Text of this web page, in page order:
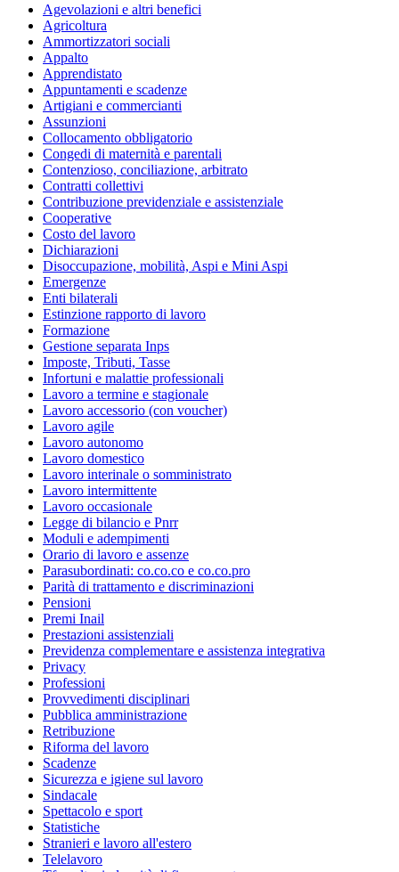
Agevolazioni e altri benefici
Agricoltura
Ammortizzatori sociali
Appalto
Apprendistato
Appuntamenti e scadenze
Artigiani e commercianti
Assunzioni
Collocamento obbligatorio
Congedi di maternità e parentali
Contenzioso, conciliazione, arbitrato
Contratti collettivi
Contribuzione previdenziale e assistenziale
Cooperative
Costo del lavoro
Dichiarazioni
Disoccupazione, mobilità, Aspi e Mini Aspi
Emergenze
Enti bilaterali
Estinzione rapporto di lavoro
Formazione
Gestione separata Inps
Imposte, Tributi, Tasse
Infortuni e malattie professionali
Lavoro a termine e stagionale
Lavoro accessorio (con voucher)
Lavoro agile
Lavoro autonomo
Lavoro domestico
Lavoro interinale o somministrato
Lavoro intermittente
Lavoro occasionale
Legge di bilancio e Pnrr
Moduli e adempimenti
Orario di lavoro e assenze
Parasubordinati: co.co.co e co.co.pro
Parità di trattamento e discriminazioni
Pensioni
Premi Inail
Prestazioni assistenziali
Previdenza complementare e assistenza integrativa
Privacy
Professioni
Provvedimenti disciplinari
Pubblica amministrazione
Retribuzione
Riforma del lavoro
Scadenze
Sicurezza e igiene sul lavoro
Sindacale
Spettacolo e sport
Statistiche
Stranieri e lavoro all'estero
Telelavoro